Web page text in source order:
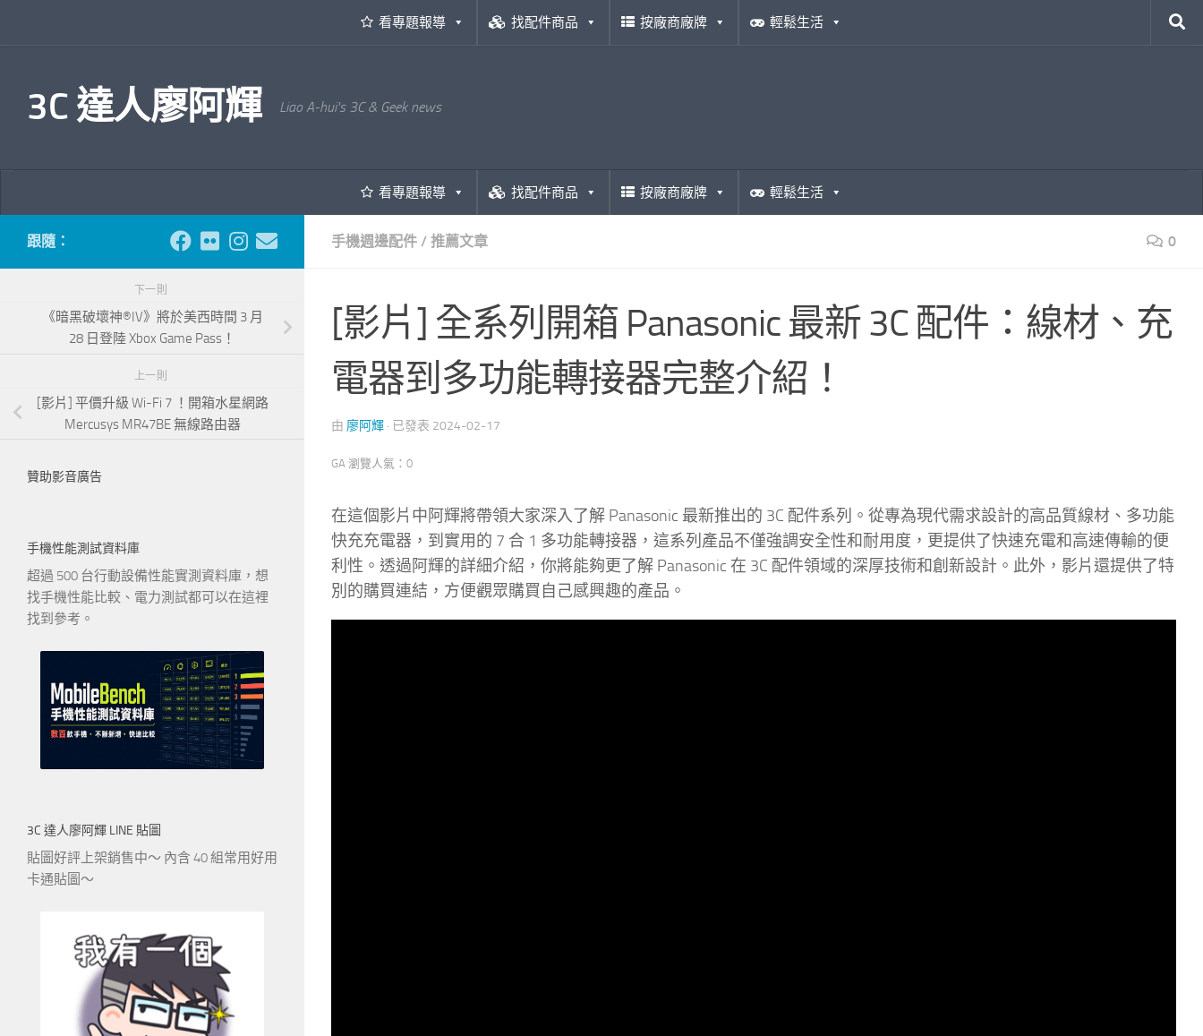
看專題報導 找配件商品 按廠商廠牌 輕鬆生活
3C 達人廖阿輝 Liao A-hui's 3C & Geek news
看專題報導 找配件商品 按廠商廠牌 輕鬆生活
手機週邊配件 / 推薦文章 0
[影片] 全系列開箱 Panasonic 最新 3C 配件：線材、充
電器到多功能轉接器完整介紹！
由 廖阿輝 · 已發表 2024-02-17
GA 瀏覽人氣：0
在這個影片中阿輝將帶領大家深入了解 Panasonic 最新推出的 3C 配件系列。從專為現代需求設計的高品質線材、多功能
快充充電器，到實用的 7 合 1 多功能轉接器，這系列產品不僅強調安全性和耐用度，更提供了快速充電和高速傳輸的便
利性。透過阿輝的詳細介紹，你將能夠更了解 Panasonic 在 3C 配件領域的深厚技術和創新設計。此外，影片還提供了特
別的購買連結，方便觀眾購買自己感興趣的產品。
跟隨：
下一則
《暗黑破壞神®IV》將於美西時間 3 月
28 日登陸 Xbox Game Pass！
上一則
[影片] 平價升級 Wi-Fi 7 ！開箱水星網路
Mercusys MR47BE 無線路由器
贊助影音廣告
手機性能測試資料庫
超過 500 台行動設備性能實測資料庫，想
找手機性能比較、電力測試都可以在這裡
找到參考。
3C 達人廖阿輝 LINE 貼圖
貼圖好評上架銷售中～ 內含 40 組常用好用
卡通貼圖～